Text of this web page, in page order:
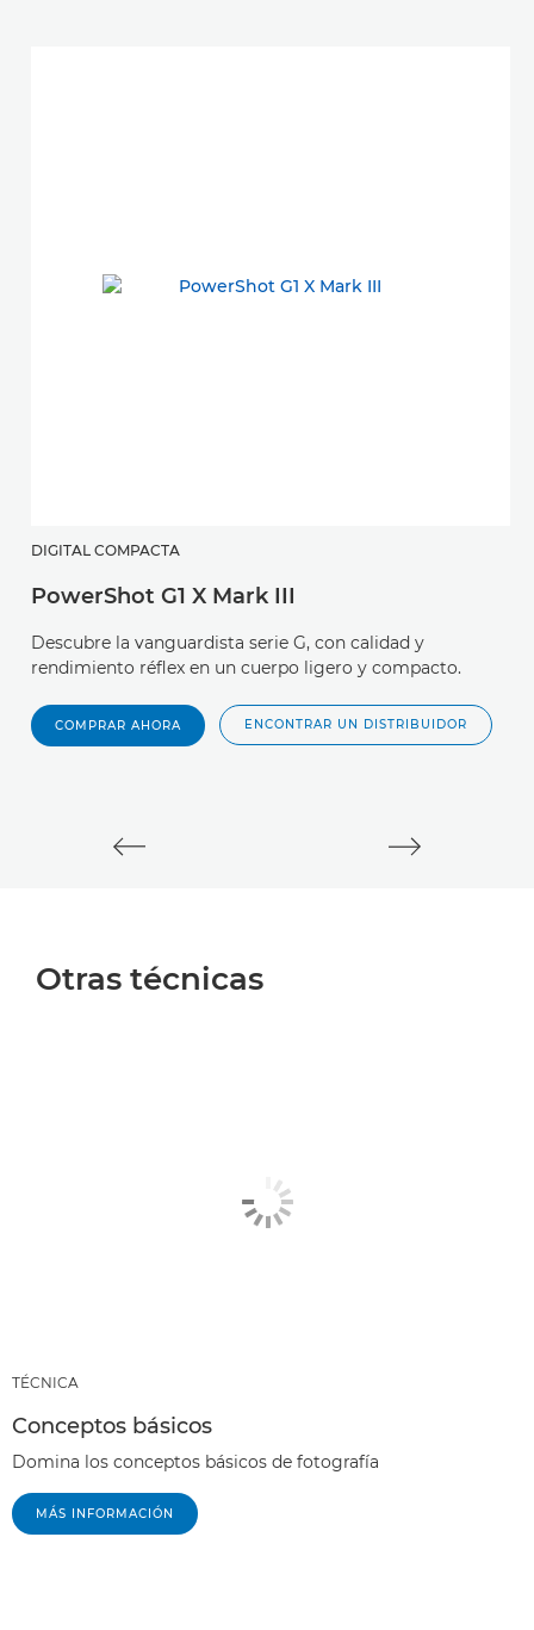
DIGITAL COMPACTA
PowerShot G1 X Mark III
Descubre la vanguardista serie G, con calidad y
rendimiento réflex en un cuerpo ligero y compacto.
COMPRAR AHORA ENCONTRAR UN DISTRIBUIDOR
Otras técnicas
TÉCNICA
Conceptos básicos
Domina los conceptos básicos de fotografía
MÁS INFORMACIÓN